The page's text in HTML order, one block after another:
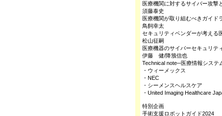
医療機関に対するサイバー攻撃
須藤泰史
医療機関が取り組むべきガイド
鳥飼幸太
セキュリティベンダーが考える
松山征嗣
医療機器のサイバーセキュリテ
伊藤 健/降籏信也
Technical note─医療情報システ
・ウィーメックス
・NEC
・シーメンスヘルスケア
・United Imaging Healthcare
特別企画
手術支援ロボットガイド2024